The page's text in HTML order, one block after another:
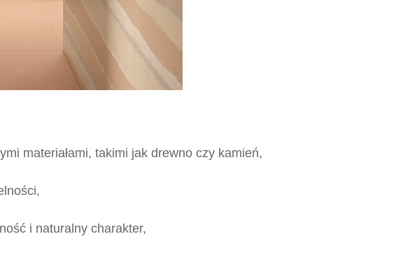
materiałami, takimi jak drewno czy kamień,
i naturalny charakter,